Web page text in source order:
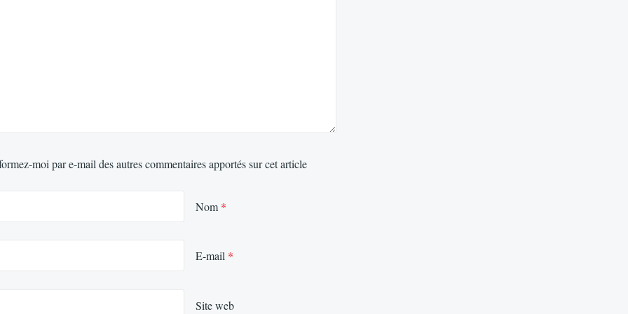
moi par e-mail des autres commentaires apportés sur cet article
Nom *
E-mail *
Site web